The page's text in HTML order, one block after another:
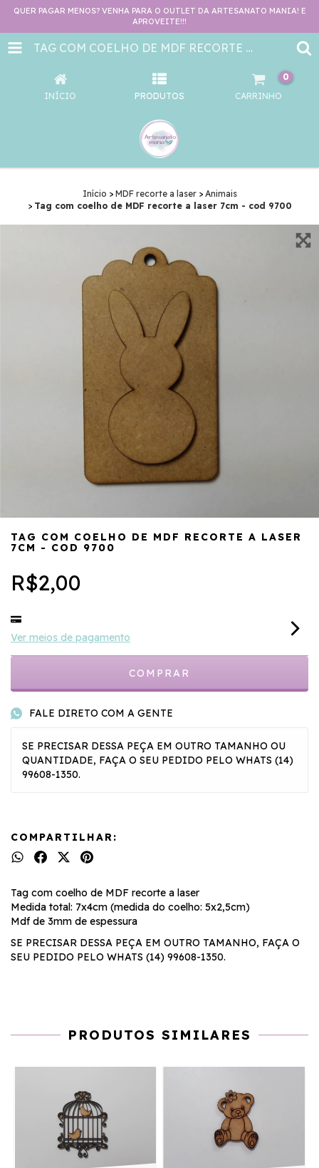
QUER PAGAR MENOS? VENHA PARA O OUTLET DA ARTESANATO MANIA! E
APROVEITE!!!
TAG COM COELHO DE MDF RECORTE A LASER 7CM - COD 9700
INÍCIO PRODUTOS CARRINHO
0
Início > MDF recorte a laser > Animais
> Tag com coelho de MDF recorte a laser 7cm - cod 9700
TAG COM COELHO DE MDF RECORTE A LASER
7CM - COD 9700
R$2,00
Ver meios de pagamento
FALE DIRETO COM A GENTE
SE PRECISAR DESSA PEÇA EM OUTRO TAMANHO OU
QUANTIDADE, FAÇA O SEU PEDIDO PELO WHATS (14)
99608-1350.
COMPARTILHAR:
Tag com coelho de MDF recorte a laser
Medida total: 7x4cm (medida do coelho: 5x2,5cm)
Mdf de 3mm de espessura
SE PRECISAR DESSA PEÇA EM OUTRO TAMANHO, FAÇA O
SEU PEDIDO PELO WHATS (14) 99608-1350.
PRODUTOS SIMILARES